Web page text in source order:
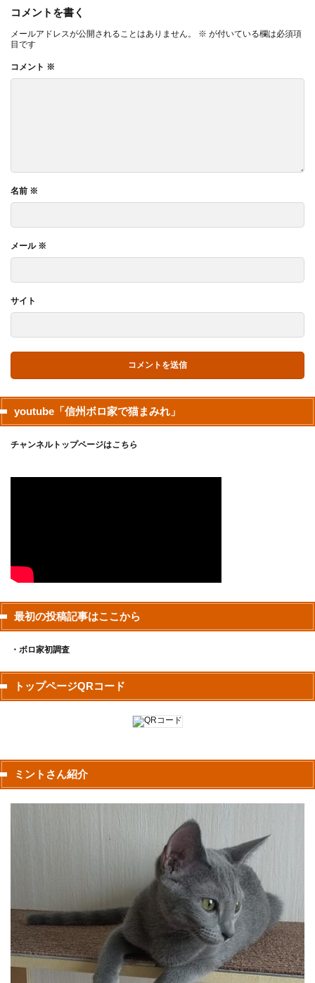
コメントを書く
メールアドレスが公開されることはありません。 ※ が付いている欄は必須項
目です
コメント ※
名前 ※
メール ※
サイト
youtube「信州ボロ家で猫まみれ」
チャンネルトップページはこちら
最初の投稿記事はここから
・ボロ家初調査
トップページQRコード
ミントさん紹介